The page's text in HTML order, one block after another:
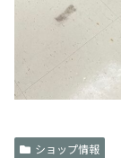
ショップ情報